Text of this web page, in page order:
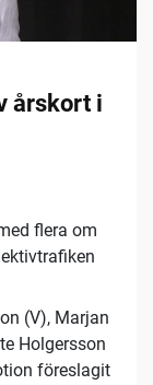
årskort i
flera om
(V), Marjan
Holgersson
föreslagit